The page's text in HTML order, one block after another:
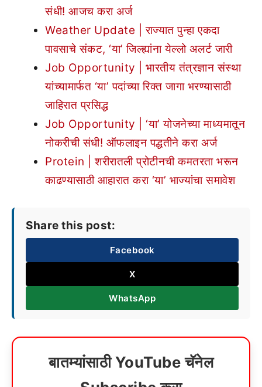
संधी! आजच करा अर्ज
Weather Update | राज्यात पुन्हा एकदा
पावसाचे संकट, ‘या’ जिल्ह्यांना येल्लो अलर्ट जारी
Job Opportunity | भारतीय तंत्रज्ञान संस्था
यांच्यामार्फत ‘या’ पदांच्या रिक्त जागा भरण्यासाठी
जाहिरात प्रसिद्ध
Job Opportunity | ‘या’ योजनेच्या माध्यमातून
नोकरीची संधी! ऑफलाइन पद्धतीने करा अर्ज
Protein | शरीरातली प्रोटीनची कमतरता भरून
काढण्यासाठी आहारात करा ‘या’ भाज्यांचा समावेश
Share this post:
Facebook
X
WhatsApp
बातम्यांसाठी YouTube चॅनेल